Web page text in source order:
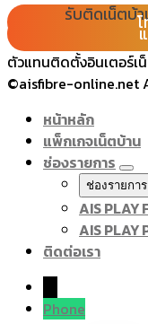
รับติดเน็ตบ้า
โทร 080-065-2989
Line : @ais101
ตัวแทนติดตั้งอินเตอร์เ
©aisfibre-online.net
หน้าหลัก
แพ็กเกจเน็ตบ้าน
ช่องรายการ
ช่องรายการ
AIS PLAY
AIS PLAY
ติดต่อเรา
Phone